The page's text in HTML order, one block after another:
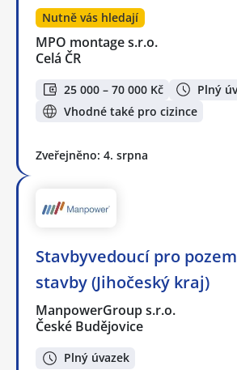
Nutně vás hledají
MPO montage s.r.o.
Celá ČR
25 000 – 70 000 Kč
Plný
Vhodné také pro cizince
Zveřejněno: 4. srpna
Stavbyvedoucí pro
stavby (Jihočeský kraj)
ManpowerGroup s.r.o.
České Budějovice
Plný úvazek